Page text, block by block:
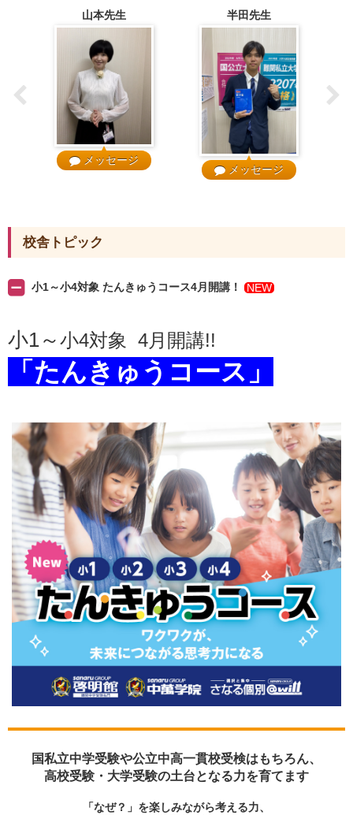
山本先生
メッセージ
半田先生
メッセージ
校舎トピック
小1～小4対象 たんきゅうコース4月開講！ NEW
小1～小4対象 4月開講!!
「たんきゅうコース」
国私立中学受験や公立中高一貫校受検はもちろん、
高校受験・大学受験の土台となる力を育てます
「なぜ？」を楽しみながら考える力、